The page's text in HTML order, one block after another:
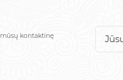
kontaktinę